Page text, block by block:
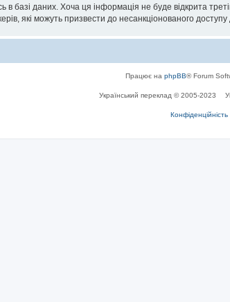
базі даних. Хоча ця інформація не буде відкрита
які можуть призвести до несанкціонованого доступу
Працює на phpBB® Forum
Український переклад © 2005-2023
Конфіденційність